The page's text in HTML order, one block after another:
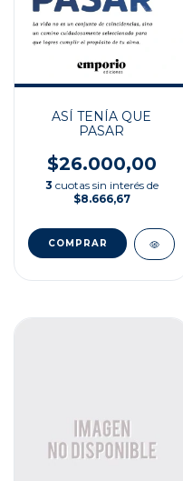
ASÍ TENÍA QUE
PASAR
$26.000,00
3 cuotas sin interés de
$8.666,67